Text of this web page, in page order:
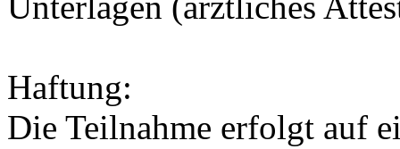
Haftung:
Die Teilnahme erfolgt auf